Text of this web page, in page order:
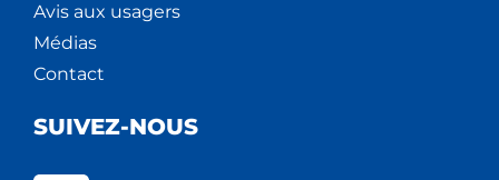
Avis aux usagers
Médias
Contact
SUIVEZ-NOUS